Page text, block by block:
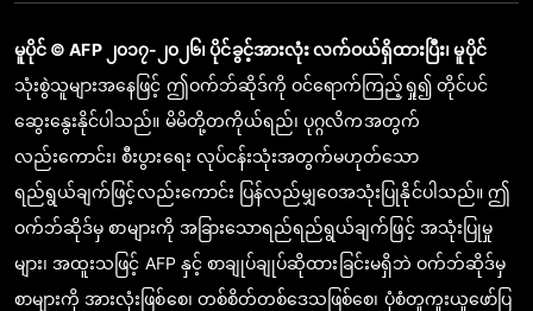
မူပိုင် © AFP ၂၀၁၇-၂၀၂၆၊ ပိုင်ခွင့်အားလုံး လက်ဝယ်ရှိထားပြီး၊ မူပိုင်
သုံးစွဲသူများအနေဖြင့် ဤဝက်ဘ်ဆိုဒ်ကို ဝင်ရောက်ကြည့်ရှု၍ တိုင်ပင်
ဆွေးနွေးနိုင်ပါသည်။ မိမိတို့တကိုယ်ရည်၊ ပုဂ္ဂလိကအတွက်
လည်းကောင်း၊ စီးပွားရေး လုပ်ငန်းသုံးအတွက်မဟုတ်သော
ရည်ရွယ်ချက်ဖြင့်လည်းကောင်း ပြန်လည်မျှဝေအသုံးပြုနိုင်ပါသည်။ ဤ
ဝက်ဘ်ဆိုဒ်မှ စာများကို အခြားသောရည်ရည်ရွယ်ချက်ဖြင့် အသုံးပြုမှု
များ၊ အထူးသဖြင့် AFP နှင့် စာချုပ်ချုပ်ဆိုထားခြင်းမရှိဘဲ ဝက်ဘ်ဆိုဒ်မှ
စာများကို အားလုံးဖြစ်စေ၊ တစ်စိတ်တစ်ဒေသဖြစ်စေ၊ ပုံစံတူကူးယူဖော်ပြ